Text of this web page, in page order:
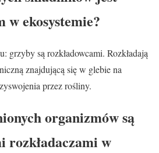
w ekosystemie?
grzyby są rozkładowcami. Rozkładają
znajdującą się w glebie na
przez rośliny.
organizmów są
rozkładaczami w